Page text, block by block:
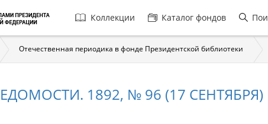
Главная
навигация
Коллекции Каталог фондов
Отечественная периодика в фонде Президентской библиотеки
1892, № 96 (17 СЕНТЯБРЯ)